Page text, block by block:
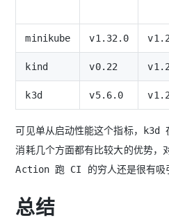
minikube v1.32.0
kind v0.22
k3d v5.6.0
可见单从启动性能这个指标，k3d
消耗几个方面都有比较大的优势
Action 跑 CI 的穷人还是很有吸
总结